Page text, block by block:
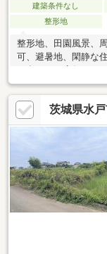
建築条件なし
整形地
整形地、田園風景、
可、避暑地、閑静な
い合わせは店舗まで
茨城県水